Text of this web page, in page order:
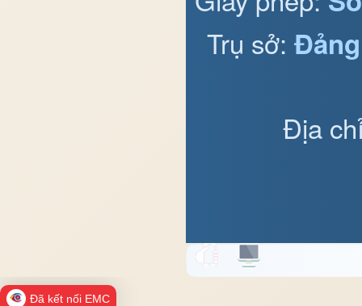
Trụ sở:
Địa
Đã kết nối EMC